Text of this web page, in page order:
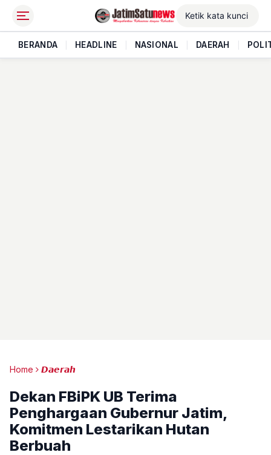
BERANDA HEADLINE NASIONAL DAERAH
Home 𝘿𝙖𝙚𝙧𝙖𝙝
Dekan FBiPK UB Terima
Penghargaan Gubernur Jatim,
Komitmen Lestarikan Hutan
Berbuah